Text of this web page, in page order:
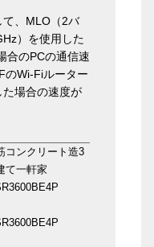
、MLO（2バ
）を使用した
合のPCの通信速
のWi-Fiルーター
場合の速度が
コンクリート造3
て一軒家